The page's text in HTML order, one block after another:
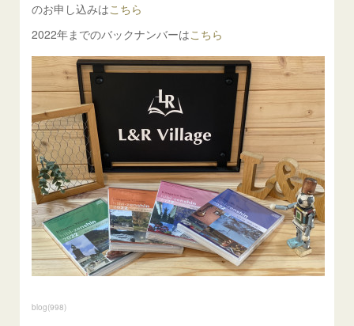
のお申し込みはこちら
2022年までのバックナンバーはこちら
blog(998)